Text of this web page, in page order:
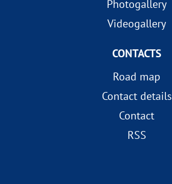
Photogallery
Videogallery
CONTACTS
Road map
Contact details
Contact
RSS